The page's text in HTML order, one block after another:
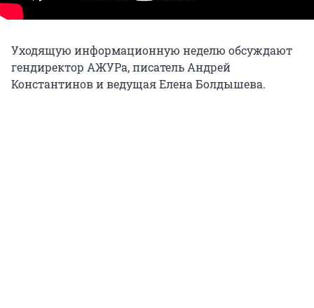
Уходящую информационную неделю обсуждают
гендиректор АЖУРа, писатель Андрей
Константинов и ведущая Елена Болдышева.